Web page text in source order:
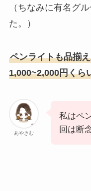
（ちなみに有名グ
た。）
ペンライトも品揃
1,000~2,000円くら
あやきむ
私はペ
回は断